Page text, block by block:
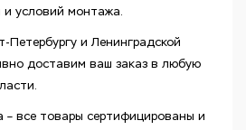
условий монтажа.
Петербургу и Ленинградской
доставим ваш заказ в любую
– все товары сертифицированы и